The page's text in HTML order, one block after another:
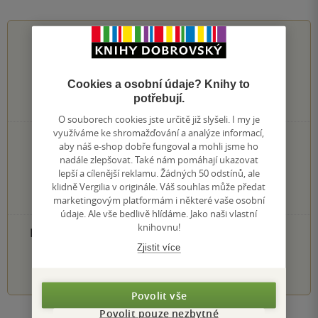
0.0z5
hodnocení čtenářů
0×
5 hvězdiček
0×
4 hvězdičky
0×
3 hvězdičky
0×
2 hvězdičky
0×
1 hvezdička
PŘIDEJTE SVÉ HODNOCENÍ PRODUKTU
Cookies a osobní údaje? Knihy to
potřebují.
O souborech cookies jste určitě již slyšeli. I my je
využíváme ke shromažďování a analýze informací,
aby náš e-shop dobře fungoval a mohli jsme ho
nadále zlepšovat. Také nám pomáhají ukazovat
lepší a cílenější reklamu. Žádných 50 odstínů, ale
klidně Vergilia v originále. Váš souhlas může předat
marketingovým platformám i některé vaše osobní
údaje. Ale vše bedlivě hlídáme. Jako naši vlastní
knihovnu!
Zjistit více
Povolit vše
Povolit pouze nezbytné